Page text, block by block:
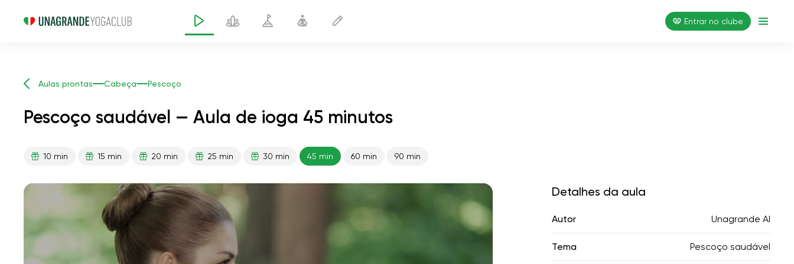
Entrar no clube
Aulas prontas Cabeça Pescoço
Pescoço saudável — Aula de ioga 45 minutos
10 min 15 min 20 min 25 min 30 min 45 min 60 min 90 min
Detalhes da aula
Autor Unagrande AI
Tema Pescoço saudável